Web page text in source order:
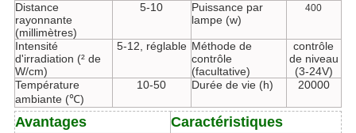
Distance
rayonnante
(millimètres)
5-10
Puissance par
lampe (w)
400
Intensité
d'irradiation (² de
W/cm)
5-12, réglable Méthode de
contrôle
(facultative)
contrôle
de niveau
(3-24V)
Température
ambiante (℃)
10-50 Durée de vie (h) 20000
Avantages Caractéristiques